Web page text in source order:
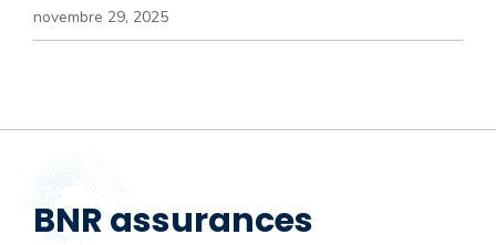
novembre 29, 2025
BNR assurances